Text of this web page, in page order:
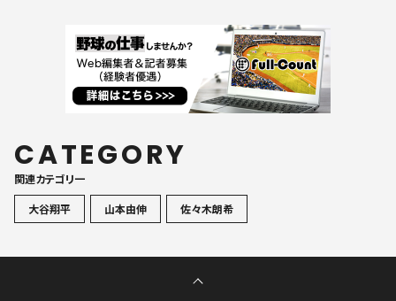
CATEGORY
関連カテゴリ一
大谷翔平
山本由伸 佐々木朗希